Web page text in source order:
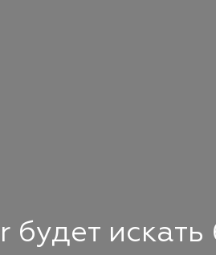
будет искать